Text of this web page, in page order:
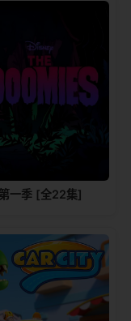
一季 [全22集]